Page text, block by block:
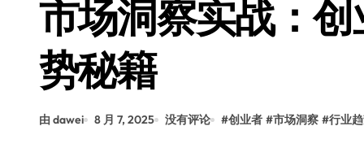
开源站长必知：MySQL事务精控与科技
市场洞察实战：
势秘籍
由 dawei 8 月 7, 2025 没有评论 #创业者 #市场洞察 #行业